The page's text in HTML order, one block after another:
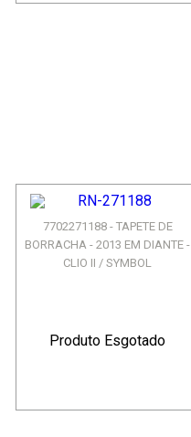
7702271188 - TAPETE DE
BORRACHA - 2013 EM DIANTE -
CLIO II / SYMBOL
Produto Esgotado